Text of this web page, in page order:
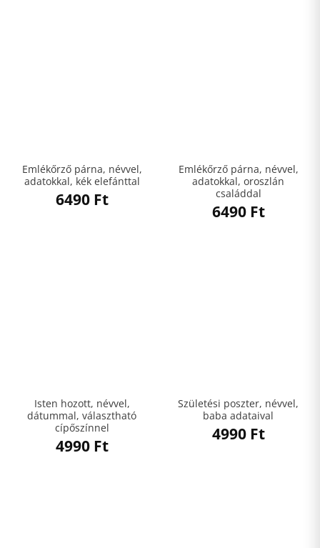
Emlékőrző párna, névvel,
adatokkal, kék elefánttal
6490 Ft
Emlékőrző párna, névvel,
adatokkal, oroszlán
családdal
6490 Ft
Isten hozott, névvel,
dátummal, választható
cípőszínnel
4990 Ft
Születési poszter, névvel,
baba adataival
4990 Ft